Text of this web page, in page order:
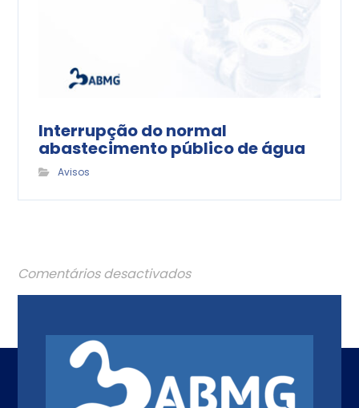
Interrupção do normal
abastecimento público de água
Avisos
Comentários desactivados